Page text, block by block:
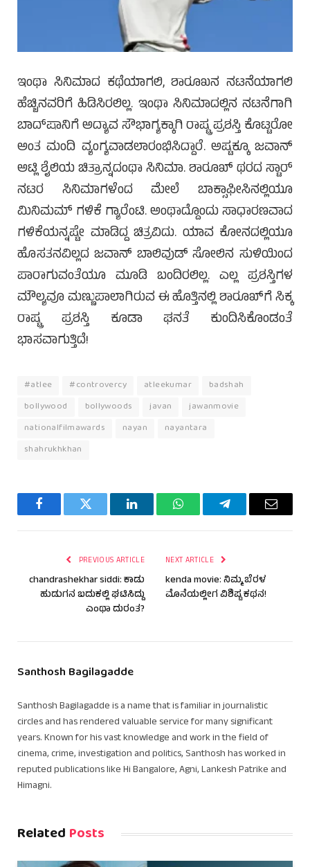
ಇಂಥಾ ಸಿನಿಮಾದ ಕಥೆಯಾಗಲಿ, ಶಾರೂಖನ ನಟನೆಯಾಗಲಿ
ಹೆಚ್ಚಿನವರಿಗೆ ಹಿಡಿಸಿರಲಿಲ್ಲ. ಇಂಥಾ ಸಿನಿಮಾದಲ್ಲಿನ ನಟನೆಗಾಗಿ
ಬಾದ್‌ಷಾನಿಗೆ ಅದ್ಯಾವ ಸೌಭಾಗ್ಯಕ್ಕಾಗಿ ರಾಷ್ಟ್ರ ಪ್ರಶಸ್ತಿ ಕೊಟ್ಟರೋ
ಅಂತ ಮಂದಿ ವ್ಯಂಗ್ಯವಾಡಲಾರಂಭಿಸಿದ್ದಾರೆ. ಅಷ್ಟಕ್ಕೂ ಜವಾನ್
ಅಟ್ಲಿ ಶೈಲಿಯ ಚಿತ್ರಾನ್ನದಂಥಾ ಸಿನಿಮಾ. ಶಾರೂಖ್ ಥರದ ಸ್ಟಾರ್
ನಟರ ಸಿನಿಮಾಗಳೆಂದ ಮೇಲೆ ಬಾಕ್ಸಾಫೀಸಿನಲ್ಲಿಯೂ
ಮಿನಿಮಮ್ ಗಳಿಕೆ ಗ್ಯಾರೆಂಟಿ. ಅಂಥಾದ್ದೊಂದು ಸಾಧಾರಣವಾದ
ಗಳಿಕೆಯನ್ನಷ್ಟೇ ಮಾಡಿದ್ದ ಚಿತ್ರವಿದು. ಯಾವ ಕೋನದಲ್ಲಿಯೂ
ಹೊಸತನವಿಲ್ಲದ ಜವಾನ್ ಬಾಲಿವುಡ್ ಸೋಲಿನ ಸುಳಿಯಿಂದ
ಪಾರಾಗುವಂತೆಯೂ ಮೂಡಿ ಬಂದಿರಲಿಲ್ಲ. ಎಲ್ಲ ಪ್ರಶಸ್ತಿಗಳ
ಮೌಲ್ಯವೂ ಮಣ್ಣುಪಾಲಾಗಿರುವ ಈ ಹೊತ್ತಿನಲ್ಲಿ ಶಾರೂಖ್‌ಗೆ ಸಿಕ್ಕ
ರಾಷ್ಟ್ರ ಪ್ರಶಸ್ತಿ ಕೂಡಾ ಘನತೆ ಕುಂದಿಸಿಕೊಂಡಂತೆ
ಭಾಸವಾಗುತ್ತಿದೆ!
#atlee #controvercy atleekumar
badshah
bollywood
bollywoods javan
jawanmovie
nationalfilmawards
nayan
nayantara
shahrukhkhan
FacebookTwitter LinkedInWhatsAppTelegramEmail
PREVIOUS ARTICLE
chandrashekhar siddi: ಕಾಡು
ಹುಡುಗನ ಬದುಕಲ್ಲಿ ಘಟಿಸಿದ್ದು
ಎಂಥಾ ದುರಂತ?
NEXT ARTICLE
kenda movie: ನಿಮ್ಮ ಬೆರಳ
ಮೊನೆಯಲ್ಲೀಗ ವಿಶಿಷ್ಟ ಕಥನ!
Santhosh Bagilagadde
Santhosh Bagilagadde is a name that is familiar in journalistic
circles and has rendered valuable service for many significant
years. Known for his vast knowledge and work in the field of
cinema, crime, investigation and politics, Santhosh has worked in
reputed publications like Hi Bangalore, Agni, Lankesh Patrike and
Himagni.
Related Posts